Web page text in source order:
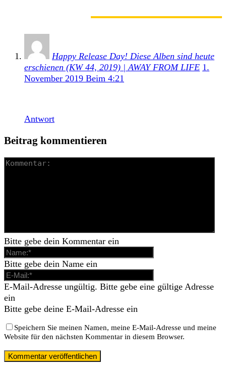
Happy Release Day! Diese Alben sind heute
erschienen (KW 44, 2019) | AWAY FROM LIFE 1.
November 2019 Beim 4:21
Antwort
Beitrag kommentieren
Bitte gebe dein Kommentar ein
Bitte gebe dein Name ein
E-Mail-Adresse ungültig. Bitte gebe eine gültige Adresse
ein
Bitte gebe deine E-Mail-Adresse ein
Speichern Sie meinen Namen, meine E-Mail-Adresse und meine
Website für den nächsten Kommentar in diesem Browser.